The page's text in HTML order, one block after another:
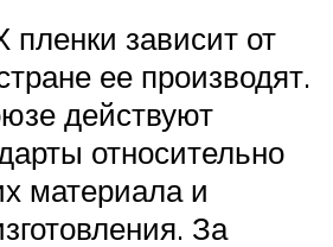
пленки зависит от
ее производят.
действуют
относительно
материала и
За